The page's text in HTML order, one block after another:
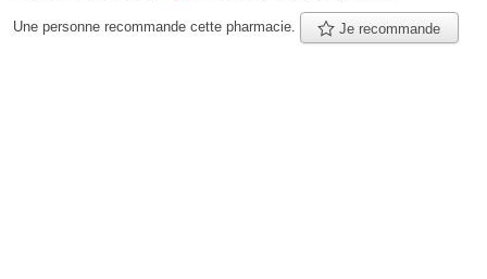
Une personne recommande cette pharmacie. Je recommande